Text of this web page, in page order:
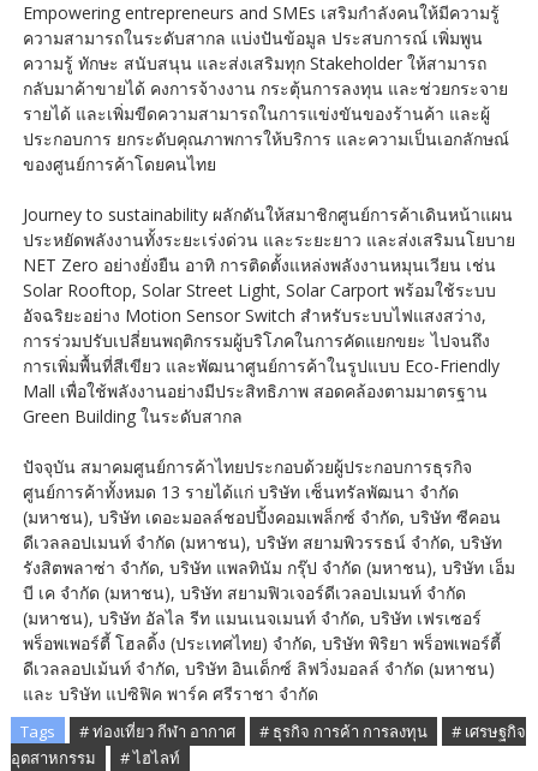
Empowering entrepreneurs and SMEs เสริมกำลังคนให้มีความรู้
ความสามารถในระดับสากล แบ่งปันข้อมูล ประสบการณ์ เพิ่มพูน
ความรู้ ทักษะ สนับสนุน และส่งเสริมทุก Stakeholder ให้สามารถ
กลับมาค้าขายได้ คงการจ้างงาน กระตุ้นการลงทุน และช่วยกระจาย
รายได้ และเพิ่มขีดความสามารถในการแข่งขันของร้านค้า และผู้
ประกอบการ ยกระดับคุณภาพการให้บริการ และความเป็นเอกลักษณ์
ของศูนย์การค้าโดยคนไทย
Journey to sustainability ผลักดันให้สมาชิกศูนย์การค้าเดินหน้าแผน
ประหยัดพลังงานทั้งระยะเร่งด่วน และระยะยาว และส่งเสริมนโยบาย
NET Zero อย่างยั่งยืน อาทิ การติดตั้งแหล่งพลังงานหมุนเวียน เช่น
Solar Rooftop, Solar Street Light, Solar Carport พร้อมใช้ระบบ
อัจฉริยะอย่าง Motion Sensor Switch สำหรับระบบไฟแสงสว่าง,
การร่วมปรับเปลี่ยนพฤติกรรมผู้บริโภคในการคัดแยกขยะ ไปจนถึง
การเพิ่มพื้นที่สีเขียว และพัฒนาศูนย์การค้าในรูปแบบ Eco-Friendly
Mall เพื่อใช้พลังงานอย่างมีประสิทธิภาพ สอดคล้องตามมาตรฐาน
Green Building ในระดับสากล
ปัจจุบัน สมาคมศูนย์การค้าไทยประกอบด้วยผู้ประกอบการธุรกิจ
ศูนย์การค้าทั้งหมด 13 รายได้แก่ บริษัท เซ็นทรัลพัฒนา จำกัด
(มหาชน), บริษัท เดอะมอลล์ชอปปิ้งคอมเพล็กซ์ จำกัด, บริษัท ซีคอน
ดีเวลลอปเมนท์ จำกัด (มหาชน), บริษัท สยามพิวรรธน์ จำกัด, บริษัท
รังสิตพลาซ่า จำกัด, บริษัท แพลทินัม กรุ๊ป จำกัด (มหาชน), บริษัท เอ็ม
บี เค จำกัด (มหาชน), บริษัท สยามฟิวเจอร์ดีเวลอปเมนท์ จำกัด
(มหาชน), บริษัท อัลไล รีท แมนเนจเมนท์ จำกัด, บริษัท เฟรเซอร์
พร็อพเพอร์ตี้ โฮลดิ้ง (ประเทศไทย) จำกัด, บริษัท พิริยา พร็อพเพอร์ตี้
ดีเวลลอปเม้นท์ จำกัด, บริษัท อินเด็กซ์ ลิฟวิ่งมอลล์ จำกัด (มหาชน)
และ บริษัท แปซิฟิค พาร์ค ศรีราชา จำกัด
Tags # ท่องเที่ยว กีฬา อากาศ # ธุรกิจ การค้า การลงทุน
# เศรษฐกิจ
อุตสาหกรรม
# ไฮไลท์